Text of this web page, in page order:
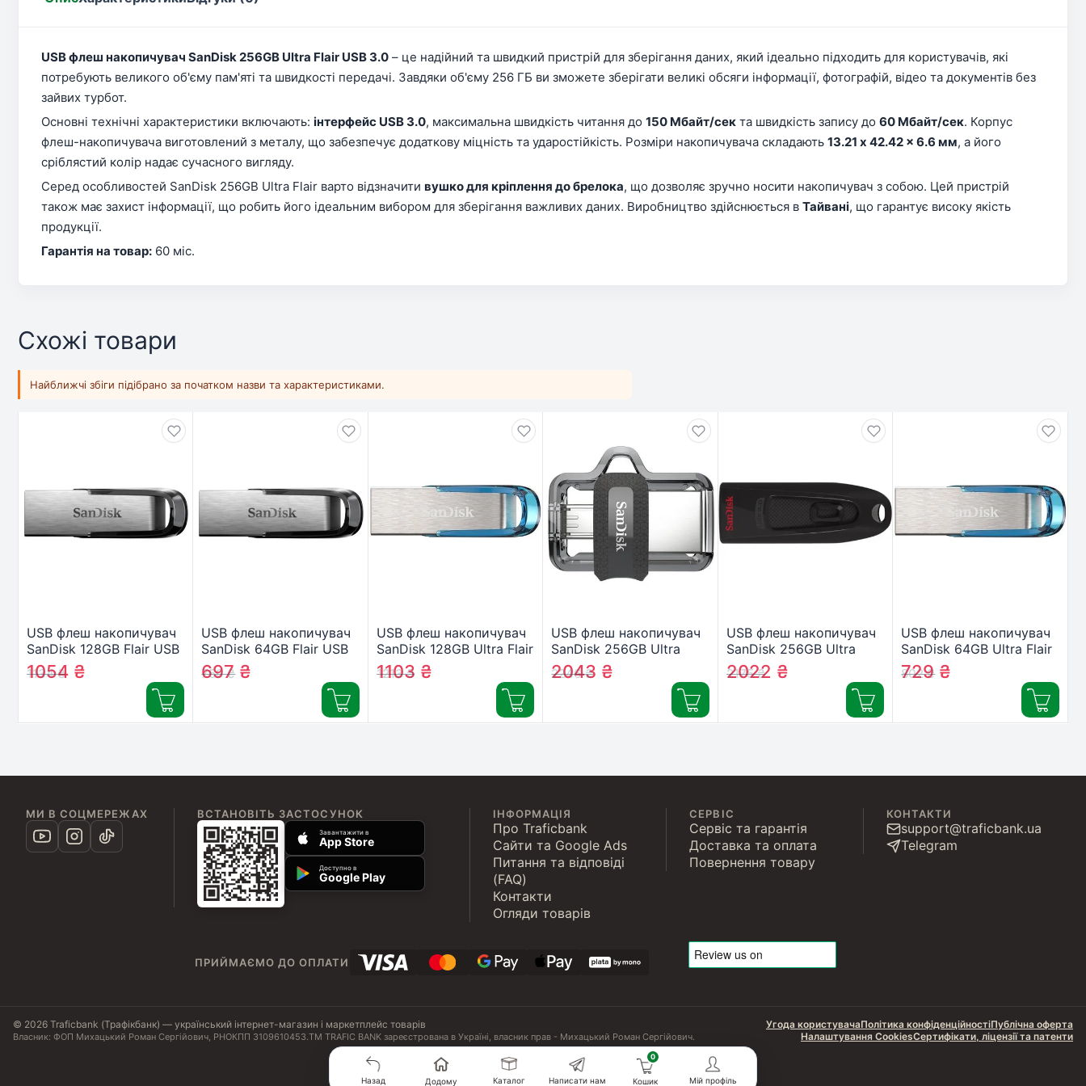
USB флеш накопичувач SanDisk 256GB Ultra Flair USB 3.0 – це надійний та швидкий пристрій для зберігання даних, який ідеально підходить для користувачів, які
потребують великого об'єму пам'яті та швидкості передачі. Завдяки об'єму 256 ГБ ви зможете зберігати великі обсяги інформації, фотографій, відео та документів без
зайвих турбот.
Основні технічні характеристики включають: інтерфейс USB 3.0, максимальна швидкість читання до 150 Мбайт/сек та швидкість запису до 60 Мбайт/сек. Корпус
флеш-накопичувача виготовлений з металу, що забезпечує додаткову міцність та ударостійкість. Розміри накопичувача складають 13.21 x 42.42 x 6.6 мм, а його
сріблястий колір надає сучасного вигляду.
Серед особливостей SanDisk 256GB Ultra Flair варто відзначити вушко для кріплення до брелока, що дозволяє зручно носити накопичувач з собою. Цей пристрій
також має захист інформації, що робить його ідеальним вибором для зберігання важливих даних. Виробництво здійснюється в Тайвані, що гарантує високу якість
продукції.
Гарантія на товар: 60 міс.
Схожі товари
Найближчі збіги підібрано за початком назви та характеристиками.
USB флеш накопичувач
SanDisk 128GB Flair USB
3.0 (SDCZ73-128G-G46)
1134₴
1054 ₴
USB флеш накопичувач
SanDisk 64GB Flair USB
3.0 (SDCZ73-064G-G46)
750₴
697₴
USB флеш накопичувач
SanDisk 128GB Ultra Flair
Blue USB 3.0 (SDCZ73-
128G-G46B)
1213₴
1103 ₴
USB флеш накопичувач
SanDisk 256GB Ultra
Dual Drive USB 3.0 OTG
(SDDD3-256G-G46)
2246₴
2043 ₴
USB флеш накопичувач
SanDisk 256GB Ultra
USB 3.0 (SDCZ48-256G-
U46)
2175₴
2022 ₴
USB флеш накопичувач
SanDisk 64GB Ultra Flair
Blue USB 3.0 (SDCZ73-
064G-G46B)
802₴
729₴
МИ В СОЦМЕРЕЖАХ ВСТАНОВІТЬ ЗАСТОСУНОК
Завантажити в
App Store
Доступно в
Google Play
ІНФОРМАЦІЯ
Про Traficbank
Сайти та Google Ads
Питання та відповіді
(FAQ)
Контакти
Огляди товарів
СЕРВІС
Сервіс та гарантія
Доставка та оплата
Повернення товару
КОНТАКТИ
support@traficbank.ua
Telegram
ПРИЙМАЄМО ДО ОПЛАТИ
© 2026 Traficbank (Трафікбанк) — український інтернет-магазин і маркетплейс товарів
Власник: ФОП Михацький Роман Сергійович, РНОКПП 3109610453.ТМ TRAFIC BANK зареєстрована в Україні, власник прав - Михацький Роман Сергійович.
Угода користувачаПолітика конфіденційностіПублічна оферта
Налаштування CookiesСертифікати, ліцензії та патенти
Назад Додому Каталог Написати нам Кошик Мій профіль